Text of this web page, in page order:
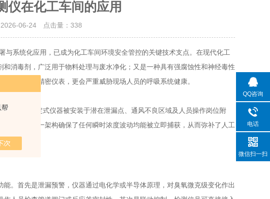
帮
仪在化工车间的应用
06-24 点击量： 338
与系统化应用，已成为化工车间环境安全管控的关键技术支点。在现代化工
消毒剂，广泛用于物料处理与废水净化；又是一种具有强腐蚀性和神经毒性
化、腐蚀精密仪表，更会严重威胁现场人员的呼吸系统健康。
同，固定式仪器被安装于潜在泄漏点、通风不良区域及人员操作岗位附
系统。这一架构确保了任何瞬时浓度波动均能被立即捕获，从而弥补了人工
。
首先是泄漏预警，仪器通过电化学或半导体原理，对臭氧微克级变化作出
QQ咨询
电话
微信扫一扫